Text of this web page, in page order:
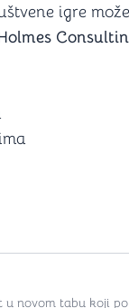
igre
u novom tabu koji